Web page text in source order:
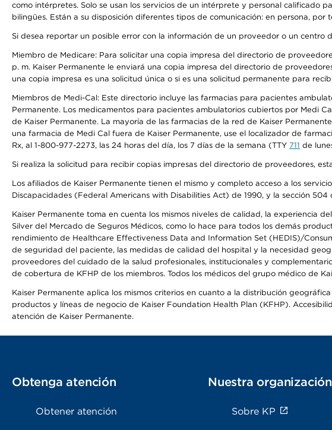
como intérpretes. Solo se usan los servicios de un intérprete y personal calificado
bilingües. Están a su disposición diferentes tipos de comunicación: en persona, por
Si desea reportar un posible error con la información de un proveedor o un centro
Miembro de Medicare: Para solicitar una copia impresa del directorio de
p. m. Kaiser Permanente le enviará una copia impresa del directorio de
una copia impresa es una solicitud única o si es una solicitud permanente para
Miembros de Medi-Cal: Este directorio incluye las farmacias para pacientes
Permanente. Los medicamentos para pacientes ambulatorios cubiertos por Medi
de Kaiser Permanente. La mayoría de las farmacias de la red de Kaiser
una farmacia de Medi Cal fuera de Kaiser Permanente, use el localizador de
Rx, al 1-800-977-2273, las 24 horas del día, los 7 días de la semana (TTY 711 de
Si realiza la solicitud para recibir copias impresas del directorio de proveedores,
Los afiliados de Kaiser Permanente tienen el mismo y completo acceso a los
Discapacidades (Federal Americans with Disabilities Act) de 1990, y la sección
Kaiser Permanente toma en cuenta los mismos niveles de calidad, la experiencia
Silver del Mercado de Seguros Médicos, como lo hace para todos los demás
rendimiento de Healthcare Effectiveness Data and Information Set (HEDIS)/
de seguridad del paciente, las medidas de calidad del hospital y la necesidad
proveedores del cuidado de la salud profesionales, institucionales y
de cobertura de KFHP de los miembros. Todos los médicos del grupo médico de
Kaiser Permanente aplica los mismos criterios en cuanto a la distribución
productos y líneas de negocio de Kaiser Foundation Health Plan (KFHP).
atención de Kaiser Permanente.
Obtenga atención
Obtener atención
Nuestra organización
Sobre KP